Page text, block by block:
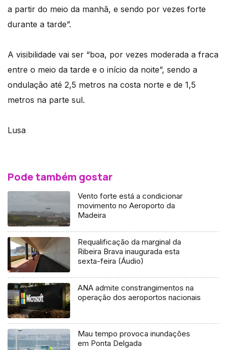
a partir do meio da manhã, e sendo por vezes forte
durante a tarde”.
A visibilidade vai ser “boa, por vezes moderada a fraca
entre o meio da tarde e o início da noite”, sendo a
ondulação até 2,5 metros na costa norte e de 1,5
metros na parte sul.
Lusa
Pode também gostar
Vento forte está a condicionar
movimento no Aeroporto da
Madeira
Requalificação da marginal da
Ribeira Brava inaugurada esta
sexta-feira (Áudio)
ANA admite constrangimentos na
operação dos aeroportos nacionais
Mau tempo provoca inundações
em Ponta Delgada